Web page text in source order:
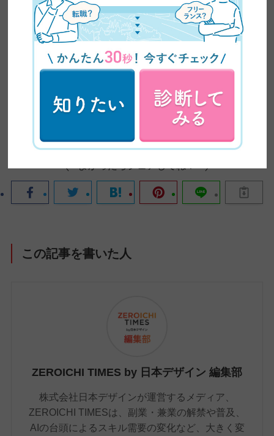
この記事を書いた人
ZEROICHI TIMES by 日本デザイン 編集部
株式会社日本デザインが運営するメディア、
ZEROICHI TIMESは、副業・兼業の解禁や普及、
AIの台頭によるスキル需要の変化など、大きく変